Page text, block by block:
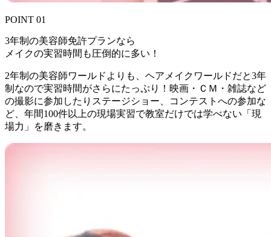
POINT 01
3年制の美容師免許プランなら
メイクの実習時間も圧倒的に多い！
2年制の美容師ワールドよりも、ヘアメイクワールドだと3年
制なので実習時間がさらにたっぷり！映画・ＣＭ・雑誌など
の撮影に参加したりステージショー、コンテストへの参加な
ど、年間100件以上の現場実習で教室だけでは学べない「現
場力」を磨きます。